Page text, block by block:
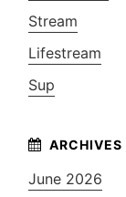
Stream
Lifestream
Sup
June 2026